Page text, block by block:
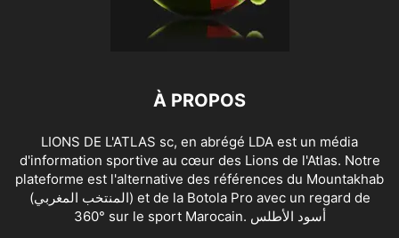
À PROPOS
LIONS DE L'ATLAS sc, en abrégé LDA est un média
d'information sportive au cœur des Lions de l'Atlas. Notre
plateforme est l'alternative des références du Mountakhab
(المنتخب المغربي) et de la Botola Pro avec un regard de
360° sur le sport Marocain. أسود الأطلس